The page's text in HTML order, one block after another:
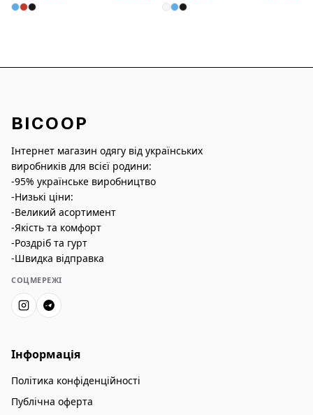
BICOOP
Інтернет магазин одягу від українських
виробників для всієї родини:
-95% українське виробництво
-Низькі ціни:
-Великий асортимент
-Якість та комфорт
-Роздріб та гурт
-Швидка відправка
СОЦМЕРЕЖІ
Інформація
Політика конфіденційності
Публічна оферта